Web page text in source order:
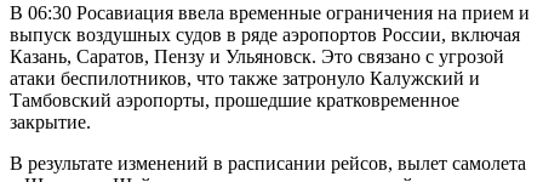
В 06:30 Росавиация ввела временные ограничения на прием и
выпуск воздушных судов в ряде аэропортов России, включая
Казань, Саратов, Пензу и Ульяновск. Это связано с угрозой
атаки беспилотников, что также затронуло Калужский и
Тамбовский аэропорты, прошедшие кратковременное
закрытие.
В результате изменений в расписании рейсов, вылет самолета